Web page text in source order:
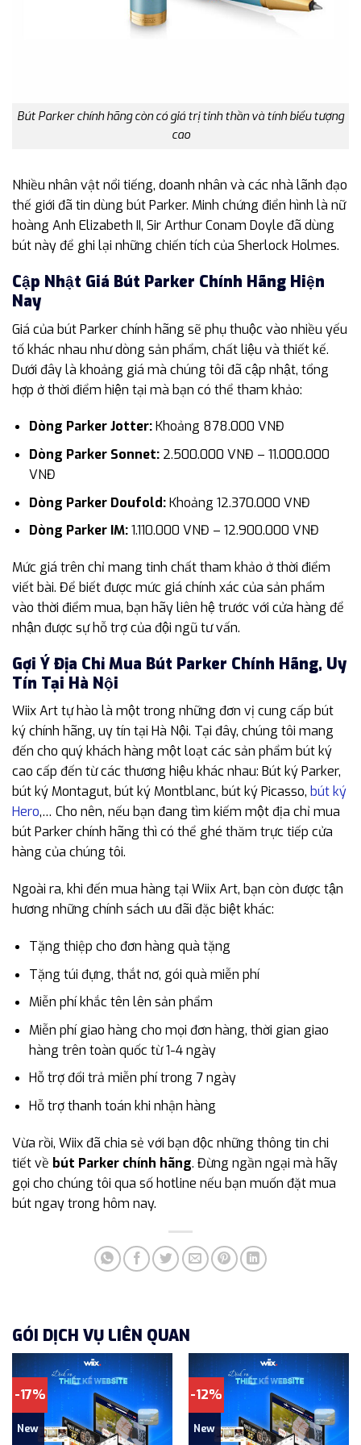
Bút Parker chính hãng còn có giá trị tinh thần và tính biểu tượng
cao
Nhiều nhân vật nổi tiếng, doanh nhân và các nhà lãnh đạo
thế giới đã tin dùng bút Parker. Minh chứng điển hình là nữ
hoàng Anh Elizabeth II, Sir Arthur Conam Doyle đã dùng
bút này để ghi lại những chiến tích của Sherlock Holmes.
Cập Nhật Giá Bút Parker Chính Hãng Hiện
Nay
Giá của bút Parker chính hãng sẽ phụ thuộc vào nhiều yếu
tố khác nhau như dòng sản phẩm, chất liệu và thiết kế.
Dưới đây là khoảng giá mà chúng tôi đã cập nhật, tổng
hợp ở thời điểm hiện tại mà bạn có thể tham khảo:
Dòng Parker Jotter:Khoảng 878.000 VNĐ
Dòng Parker Sonnet:2.500.000 VNĐ – 11.000.000
VNĐ
Dòng Parker Doufold:Khoảng 12.370.000 VNĐ
Dòng Parker IM:1.110.000 VNĐ – 12.900.000 VNĐ
Mức giá trên chỉ mang tinh chất tham khảo ở thời điểm
viết bài. Để biết được mức giá chính xác của sản phẩm
vào thời điểm mua, bạn hãy liên hệ trước với cửa hàng để
nhận được sự hỗ trợ của đội ngũ tư vấn.
Gợi Ý Địa Chỉ Mua Bút Parker Chính Hãng, Uy
Tín Tại Hà Nội
Wiix Art tự hào là một trong những đơn vị cung cấp bút
ký chính hãng, uy tín tại Hà Nội. Tại đây, chúng tôi mang
đến cho quý khách hàng một loạt các sản phẩm bút ký
cao cấp đến từ các thương hiệu khác nhau: Bút ký Parker,
bút ký Montagut, bút ký Montblanc, bút ký Picasso, bút ký
Hero,… Cho nên, nếu bạn đang tìm kiếm một địa chỉ mua
bút Parker chính hãng thì có thể ghé thăm trực tiếp cửa
hàng của chúng tôi.
Ngoài ra, khi đến mua hàng tại Wiix Art, bạn còn được tận
hương những chính sách ưu đãi đặc biệt khác:
Tặng thiệp cho đơn hàng quà tặng
Tặng túi đựng, thắt nơ, gói quà miễn phí
Miễn phí khắc tên lên sản phẩm
Miễn phí giao hàng cho mọi đơn hàng, thời gian giao
hàng trên toàn quốc từ 1-4 ngày
Hỗ trợ đổi trả miễn phí trong 7 ngày
Hỗ trợ thanh toán khi nhận hàng
Vừa rồi, Wiix đã chia sẻ với bạn độc những thông tin chi
tiết về bút Parker chính hãng. Đừng ngần ngại mà hãy
gọi cho chúng tôi qua số hotline nếu bạn muốn đặt mua
bút ngay trong hôm nay.
GÓI DỊCH VỤ LIÊN QUAN
-17%
New
-12%
New